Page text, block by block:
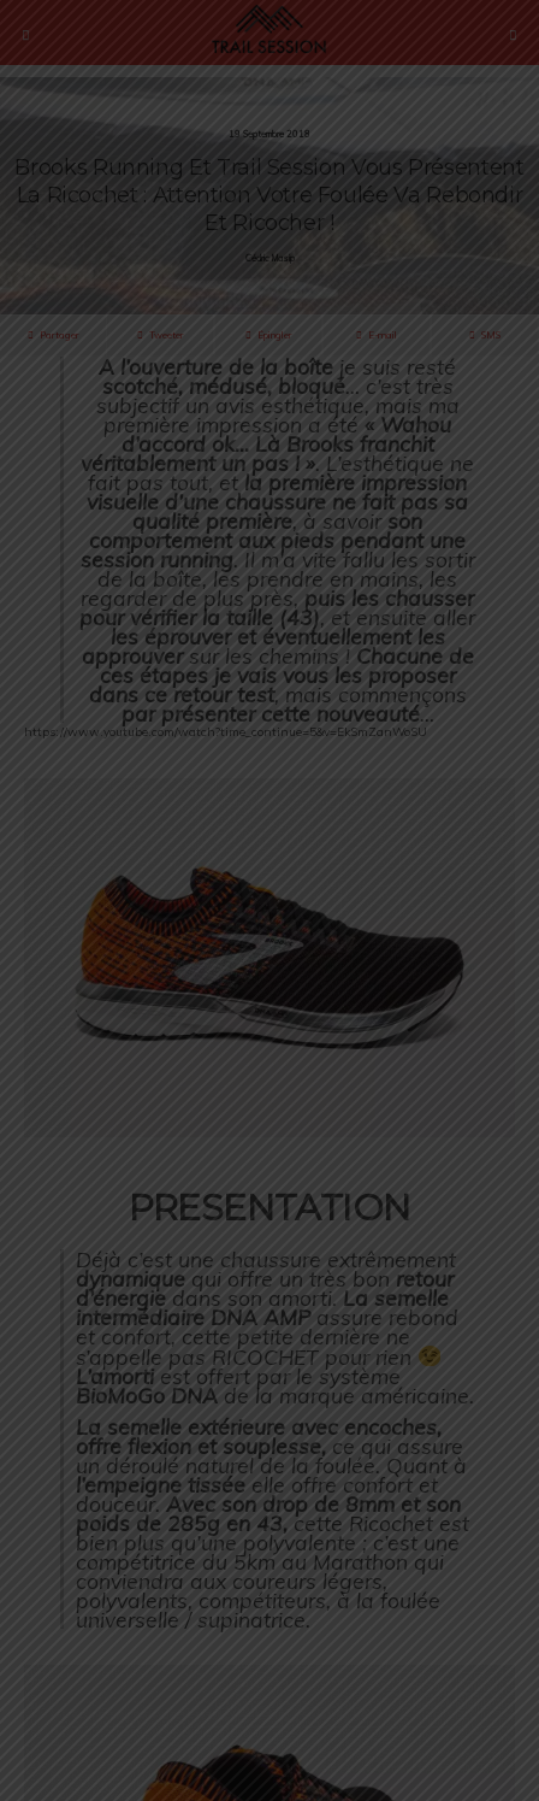
19 Septembre 2018
Brooks Running Et Trail Session Vous Présentent
La Ricochet : Attention Votre Foulée Va Rebondir
Et Ricocher !
Cédric Masip
Partager Tweeter Épingler E-mail SMS
A l’ouverture de la boîte je suis resté
scotché, médusé, bloqué… c’est très
subjectif un avis esthétique, mais ma
première impression a été « Wahou
d’accord ok… Là Brooks franchit
véritablement un pas ! ». L’esthétique ne
fait pas tout, et la première impression
visuelle d’une chaussure ne fait pas sa
qualité première, à savoir son
comportement aux pieds pendant une
session running. Il m’a vite fallu les sortir
de la boîte, les prendre en mains, les
regarder de plus près, puis les chausser
pour vérifier la taille (43), et ensuite aller
les éprouver et éventuellement les
approuversur les chemins ! Chacune de
ces étapes je vais vous les proposer
dans ce retour test, mais commençons
par présenter cette nouveauté…
https://www.youtube.com/watch?time_continue=5&v=EkSmZanWoSU
PRESENTATION
Déjà c’est une chaussure extrêmement
dynamique qui offre un très bon retour
d’énergie dans son amorti. La semelle
intermédiaire DNA AMP assure rebond
et confort, cette petite dernière ne
s’appelle pas RICOCHET pour rien
L’amorti est offert par le système
BioMoGo DNA de la marque américaine.
La semelle extérieure avec encoches,
offre flexion et souplesse, ce qui assure
un déroulé naturel de la foulée. Quant à
l’empeigne tissée elle offre confort et
douceur. Avec son drop de 8mm et son
poids de 285g en 43, cette Ricochet est
bien plus qu’une polyvalente ; c’est une
compétitrice du 5km au Marathon qui
conviendra aux coureurs légers,
polyvalents, compétiteurs, à la foulée
universelle / supinatrice.